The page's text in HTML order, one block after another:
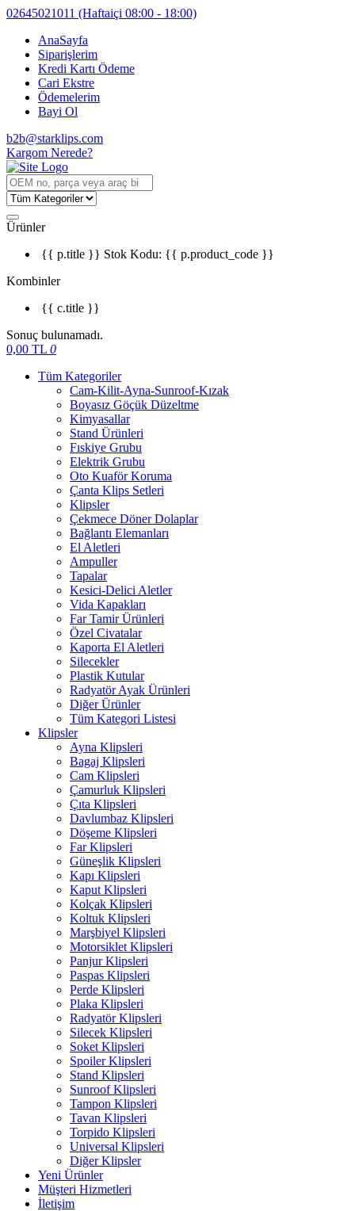
02645021011 (Haftaiçi 08:00 - 18:00)
AnaSayfa
Siparişlerim
Kredi Kartı Ödeme
Cari Ekstre
Ödemelerim
Bayi Ol
b2b@starklips.com
Kargom Nerede?
Ürünler
{{ p.title }} Stok Kodu: {{ p.product_code }}
Kombinler
{{ c.title }}
Sonuç bulunamadı.
0,00 TL 0
Tüm Kategoriler
Cam-Kilit-Ayna-Sunroof-Kızak
Boyasız Göçük Düzeltme
Kimyasallar
Stand Ürünleri
Fıskiye Grubu
Elektrik Grubu
Oto Kuaför Koruma
Çanta Klips Setleri
Klipsler
Çekmece Döner Dolaplar
Bağlantı Elemanları
El Aletleri
Ampuller
Tapalar
Kesici-Delici Aletler
Vida Kapakları
Far Tamir Ürünleri
Özel Civatalar
Kaporta El Aletleri
Silecekler
Plastik Kutular
Radyatör Ayak Ürünleri
Diğer Ürünler
Tüm Kategori Listesi
Klipsler
Ayna Klipsleri
Bagaj Klipsleri
Cam Klipsleri
Çamurluk Klipsleri
Çıta Klipsleri
Davlumbaz Klipsleri
Döşeme Klipsleri
Far Klipsleri
Güneşlik Klipsleri
Kapı Klipsleri
Kaput Klipsleri
Kolçak Klipsleri
Koltuk Klipsleri
Marşbiyel Klipsleri
Motorsiklet Klipsleri
Panjur Klipsleri
Paspas Klipsleri
Perde Klipsleri
Plaka Klipsleri
Radyatör Klipsleri
Silecek Klipsleri
Soket Klipsleri
Spoiler Klipsleri
Stand Klipsleri
Sunroof Klipsleri
Tampon Klipsleri
Tavan Klipsleri
Torpido Klipsleri
Universal Klipsleri
Diğer Klipsler
Yeni Ürünler
Müşteri Hizmetleri
İletişim